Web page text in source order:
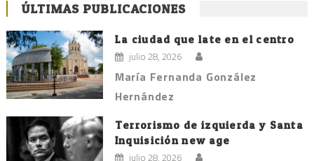
ÚLTIMAS PUBLICACIONES
La ciudad que late en el centro
julio 28, 2026
María Fernanda González
Hernández
Terrorismo de izquierda y Santa
Inquisición new age
julio 28, 2026